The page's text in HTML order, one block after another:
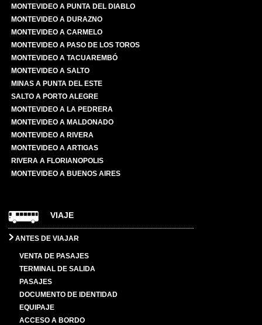
MONTEVIDEO A PUNTA DEL DIABLO
MONTEVIDEO A DURAZNO
MONTEVIDEO A CARMELO
MONTEVIDEO A PASO DE LOS TOROS
MONTEVIDEO A TACUAREMBÓ
MONTEVIDEO A SALTO
MINAS A PUNTA DEL ESTE
SALTO A PORTO ALEGRE
MONTEVIDEO A LA PEDRERA
MONTEVIDEO A MALDONADO
MONTEVIDEO A RIVERA
MONTEVIDEO A ARTIGAS
RIVERA A FLORIANOPOLIS
MONTEVIDEO A BUENOS AIRES
VIAJE
ANTES DE VIAJAR
VENTA DE PASAJES
TERMINAL DE SALIDA
PASAJES
DOCUMENTO DE IDENTIDAD
EQUIPAJE
ACCESO A BORDO